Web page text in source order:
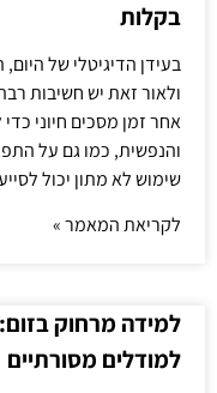
בקלות
בעידן הדיגיטלי של
ולאור זאת יש חשיבות
אחר זמן מסכים חיוני
והנפשית, כמו גם על
שימוש לא מתון יכול
לקריאת המאמר »
למידה מרחוק
למודלים מסורתיים